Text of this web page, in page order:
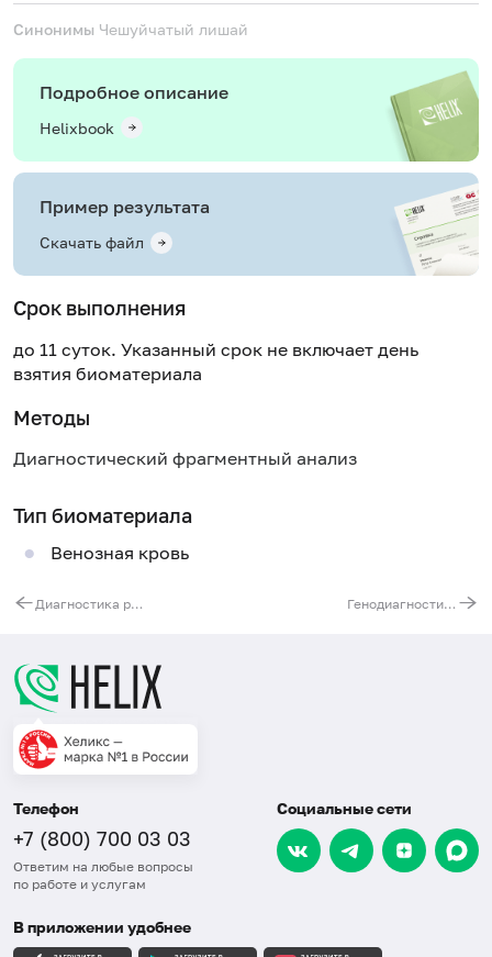
Синонимы Чешуйчатый лишай
Подробное описание
Helixbook
Пример результата
Скачать файл
Срок выполнения
до 11 суток. Указанный срок не включает день
взятия биоматериала
Методы
Диагностический фрагментный анализ
Тип биоматериала
Венозная кровь
Диагностика редких аутовоспалительных синдромов. TRAPS-синдром, гипер-IgD синдром (ген TNFRSF1A, ген MVK) Генодиагностика наследственной нейросенсорной тугоухости, расширенная. Гены GJB2, GJB3, GJB6, POU3F4, WFS
Телефон
+7 (800) 700 03 03
Ответим на любые вопросы
по работе и услугам
Социальные сети
В приложении удобнее